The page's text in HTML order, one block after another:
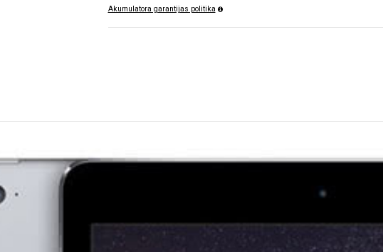
Akumulatora garantijas politika